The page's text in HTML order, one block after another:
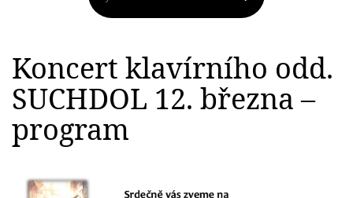
Koncert klavírního odd.
SUCHDOL 12. března –
program